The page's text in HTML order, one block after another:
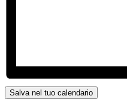
Salva nel tuo calendario